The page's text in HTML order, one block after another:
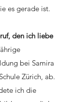
es gerade ist.
den ich liebe
bei Samira
Zürich, ab.
ich die